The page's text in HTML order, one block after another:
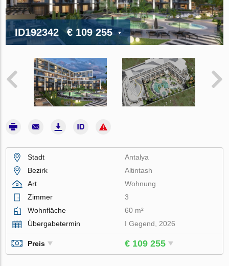
ID192342 € 109 255
Stadt
Antalya
Bezirk
Altintash
Art
Wohnung
Zimmer
3
Wohnfläche
60 m²
Übergabetermin
I Gegend, 2026
Preis € 109 255